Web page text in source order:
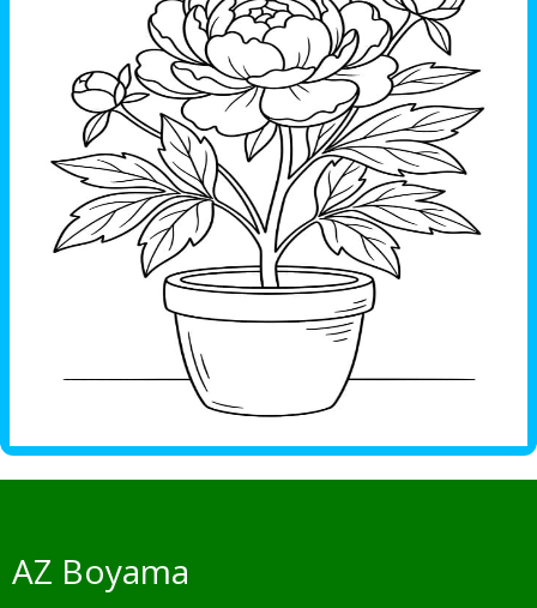
AZ Boyama